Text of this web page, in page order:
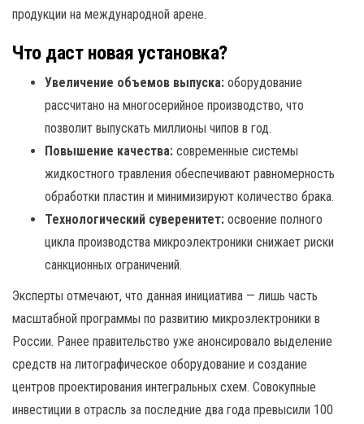
продукции на международной арене.
Что даст новая установка?
Увеличение объемов выпуска: оборудование
рассчитано на многосерийное производство, что
позволит выпускать миллионы чипов в год.
Повышение качества: современные системы
жидкостного травления обеспечивают равномерность
обработки пластин и минимизируют количество брака.
Технологический суверенитет: освоение полного
цикла производства микроэлектроники снижает риски
санкционных ограничений.
Эксперты отмечают, что данная инициатива — лишь часть
масштабной программы по развитию микроэлектроники в
России. Ранее правительство уже анонсировало выделение
средств на литографическое оборудование и создание
центров проектирования интегральных схем. Совокупные
инвестиции в отрасль за последние два года превысили 100